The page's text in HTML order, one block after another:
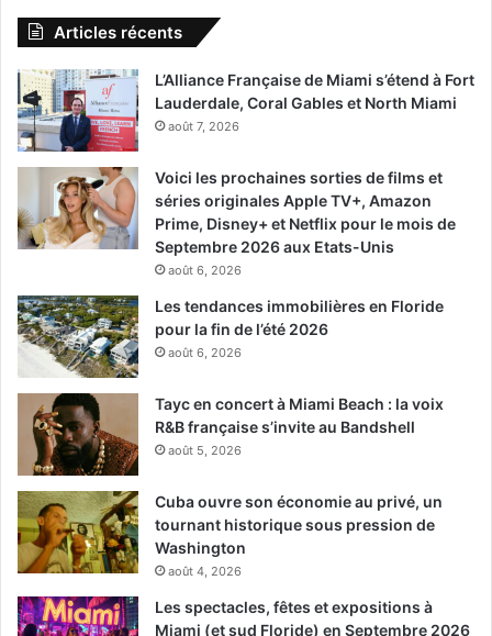
Articles récents
L’Alliance Française de Miami s’étend à Fort
Lauderdale, Coral Gables et North Miami
août 7, 2026
Voici les prochaines sorties de films et
séries originales Apple TV+, Amazon
Prime, Disney+ et Netflix pour le mois de
Septembre 2026 aux Etats-Unis
août 6, 2026
Les tendances immobilières en Floride
pour la fin de l’été 2026
août 6, 2026
Tayc en concert à Miami Beach : la voix
R&B française s’invite au Bandshell
août 5, 2026
Cuba ouvre son économie au privé, un
tournant historique sous pression de
Washington
août 4, 2026
Les spectacles, fêtes et expositions à
Miami (et sud Floride) en Septembre 2026